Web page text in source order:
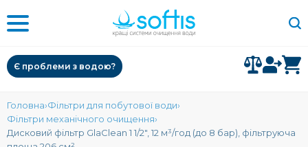
Є проблеми з водою?
Головна Фільтри для побутової води
Фільтри механічного очищення
Дисковий фільтр GlaClean 1 1/2", 12 м³/год (до 8 бар), фільтруюча